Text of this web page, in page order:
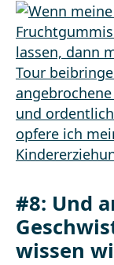
#8: Und
wissen